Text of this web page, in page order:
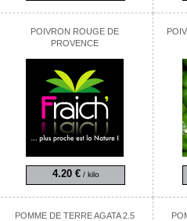
POIVRON ROUGE DE
PROVENCE
4.20 €/ kilo
POMME DE TERRE AGATA 2.5